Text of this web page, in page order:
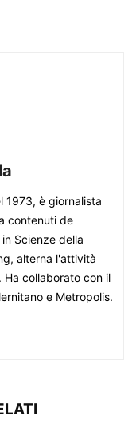
1973, è giornalista
contenuti de
Scienze della
alterna l'attività
Ha collaborato con il
e Metropolis.